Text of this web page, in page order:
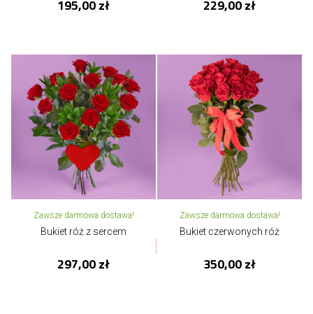
195,00 zł 229,00 zł
Zawsze darmowa dostawa!
Bukiet róż z sercem
297,00 zł
Zawsze darmowa dostawa!
Bukiet czerwonych róż
350,00 zł